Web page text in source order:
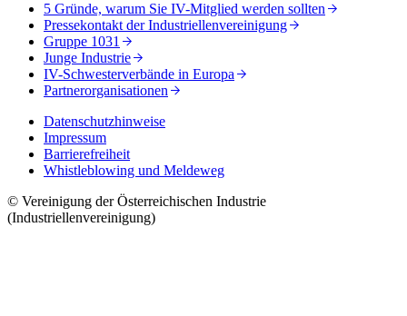
5 Gründe, warum Sie IV-Mitglied werden sollten
Pressekontakt der Industriellenvereinigung
Gruppe 1031
Junge Industrie
IV-Schwesterverbände in Europa
Partnerorganisationen
Datenschutzhinweise
Impressum
Barrierefreiheit
Whistleblowing und Meldeweg
© Vereinigung der Österreichischen Industrie
(Industriellenvereinigung)